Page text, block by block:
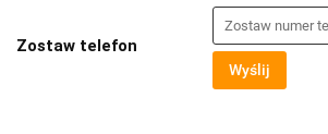
Zostaw telefon
Wyślij